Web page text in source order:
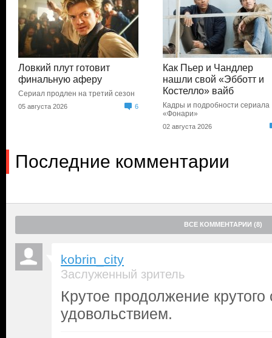
Ловкий плут готовит
финальную аферу
Сериал продлен на третий сезон
05 августа 2026 6
Как Пьер и Чандлер
нашли свой «Эбботт и
Костелло» вайб
Кадры и подробности сериала
«Фонари»
02 августа 2026
Последние комментарии
ВСЕ КОММЕНТАРИИ (8)
kobrin_city
Заслуженный зритель
Крутое продолжение
удовольствием.